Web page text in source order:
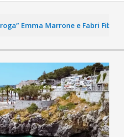
Emma Marrone e Fabri Fibra